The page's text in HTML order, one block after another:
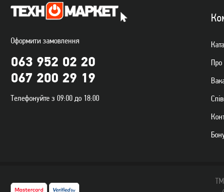
Оформити замовлення
063 952 02 20
067 200 29 19
Телефонуйте з 09:00 до 18:00
Про
ТМ